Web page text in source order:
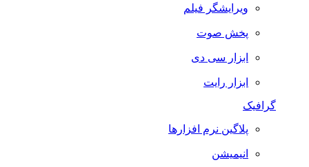
ویرایشگر فیلم
پخش صوت
ابزار سی دی
ابزار رایت
گرافیک
پلاگین نرم افزارها
انیمیشن